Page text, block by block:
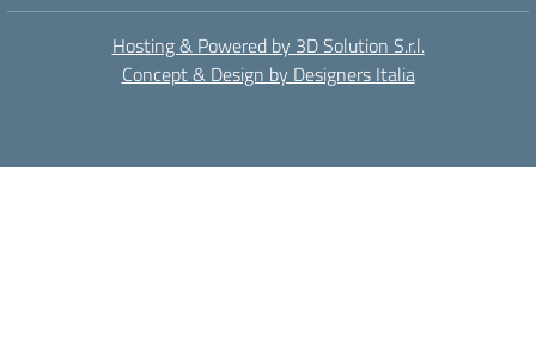
Hosting & Powered by 3D Solution S.r.l.
Concept & Design by Designers Italia